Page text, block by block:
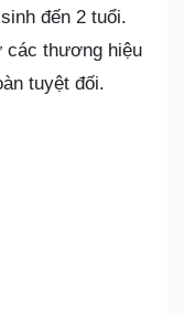
đến 2 tuổi.
các thương hiệu
tuyệt đối.